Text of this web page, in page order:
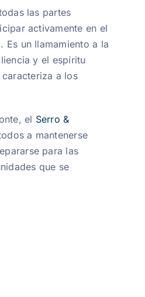
las partes
activamente en el
Es un llamamiento a la
y el espíritu
a los
el Serro &
a mantenerse
para las
que se